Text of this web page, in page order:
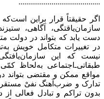
..........................................
اگر حقیقتاً قرار براین
سازمان‌یاقتگی، آگاهی،
دست یابد که بتواند در دولت
در تغییرات متکامل خویش
نیست که این
طبقاتی‌ـ‌اجتماعی به‌لحاظ
مواقع ممکن و مقتضی بتواند
تدارک و ضرب‌آهنگ نفیْ
بدون تراکم و تبادل فعالی